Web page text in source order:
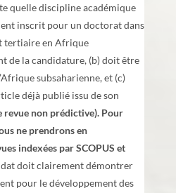
quelle discipline académique
inscrit pour un doctorat dans
tertiaire en Afrique
de la candidature, (b) doit être
subsaharienne, et (c)
déjà publié issu de son
revue non prédictive). Pour
ne prendrons en
indexées par SCOPUS et
doit clairement démontrer
pour le développement des